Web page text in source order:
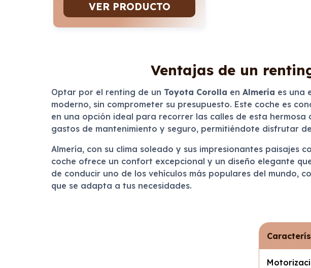
VER PRODUCTO
Ventajas de un
Optar por el renting de un Toyota Corolla en Almería es una
moderno, sin comprometer su presupuesto. Este coche es
en una opción ideal para recorrer las calles de esta
gastos de mantenimiento y seguro, permitiéndote disfrutar
Almería, con su clima soleado y sus impresionantes paisajes
coche ofrece un confort excepcional y un diseño elegante
de conducir uno de los vehículos más populares del mundo,
que se adapta a tus necesidades.